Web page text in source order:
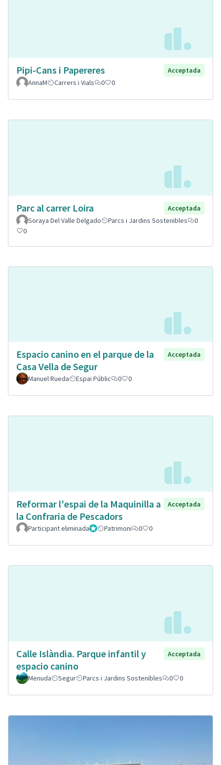
Pipi-Cans i Papereres
Acceptada
AnnaM
Carrers i Vials 0 0
Parc al carrer Loira
Acceptada
Soraya Del Valle Delgado
Parcs i Jardins Sostenibles
0
0
Espacio canino en el parque de la
Casa Vella de Segur
Acceptada
Manuel Rueda Espai Públic 0 0
Reformar l'espai de la Maquinilla a
la Confraria de Pescadors
Acceptada
Participant eliminadaAdministrador
Patrimoni 0 0
Calle Islàndia. Parque infantil y
espacio canino
Acceptada
Menuda Segur Parcs i Jardins Sostenibles 0 0